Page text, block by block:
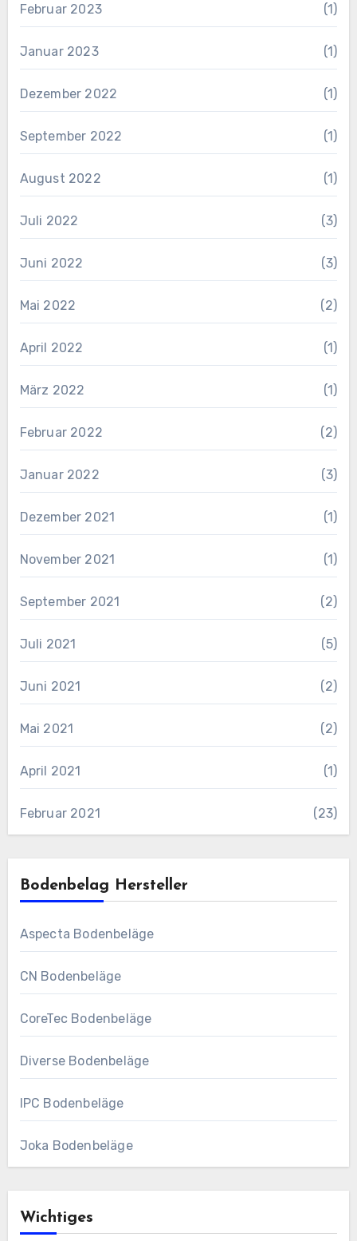
Februar 2023 (1)
Januar 2023 (1)
Dezember 2022 (1)
September 2022 (1)
August 2022 (1)
Juli 2022 (3)
Juni 2022 (3)
Mai 2022 (2)
April 2022 (1)
März 2022 (1)
Februar 2022 (2)
Januar 2022 (3)
Dezember 2021 (1)
November 2021 (1)
September 2021 (2)
Juli 2021 (5)
Juni 2021 (2)
Mai 2021 (2)
April 2021 (1)
Februar 2021 (23)
Bodenbelag Hersteller
Aspecta Bodenbeläge
CN Bodenbeläge
CoreTec Bodenbeläge
Diverse Bodenbeläge
IPC Bodenbeläge
Joka Bodenbeläge
Wichtiges